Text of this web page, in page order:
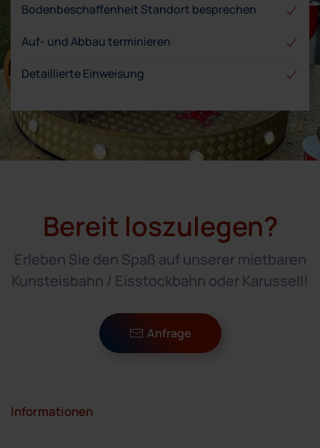
Bodenbeschaffenheit Standort besprechen
Auf- und Abbau terminieren
Detaillierte Einweisung
Bereit loszulegen?
Erleben Sie den Spaß auf unserer mietbaren
Kunsteisbahn / Eisstockbahn oder Karussell!
Anfrage
Informationen